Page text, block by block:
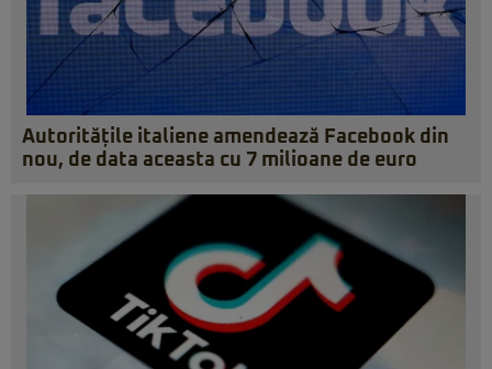
Autoritățile italiene amendează Facebook din
nou, de data aceasta cu 7 milioane de euro